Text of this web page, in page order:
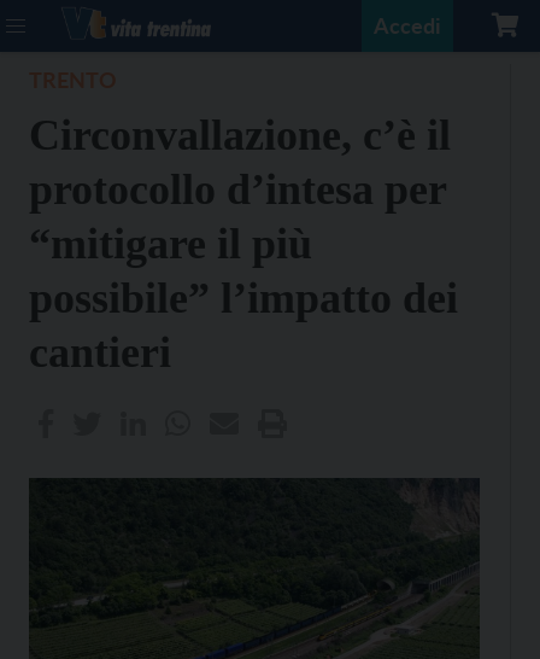
Accedi
Circonvallazione, c’è il
protocollo d’intesa per
“mitigare il più
possibile” l’impatto dei
cantieri